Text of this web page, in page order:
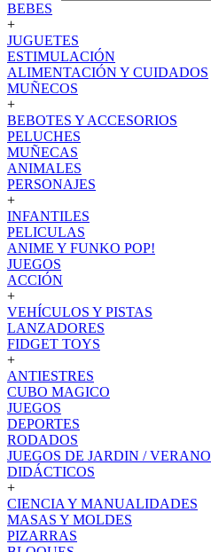
BEBES
+
JUGUETES
ESTIMULACIÓN
ALIMENTACIÓN Y CUIDADOS
MUÑECOS
+
BEBOTES Y ACCESORIOS
PELUCHES
MUÑECAS
ANIMALES
PERSONAJES
+
INFANTILES
PELICULAS
ANIME Y FUNKO POP!
JUEGOS
ACCIÓN
+
VEHÍCULOS Y PISTAS
LANZADORES
FIDGET TOYS
+
ANTIESTRES
CUBO MAGICO
JUEGOS
DEPORTES
RODADOS
JUEGOS DE JARDIN / VERANO
DIDÁCTICOS
+
CIENCIA Y MANUALIDADES
MASAS Y MOLDES
PIZARRAS